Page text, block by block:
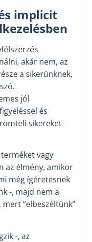
implicit
akár nem, az
a sikerünknek,
jól
és
sikereket
vagy
az élmény, amikor
még ígéretesnek
-, majd nem a
“elbeszéltünk”
-, az